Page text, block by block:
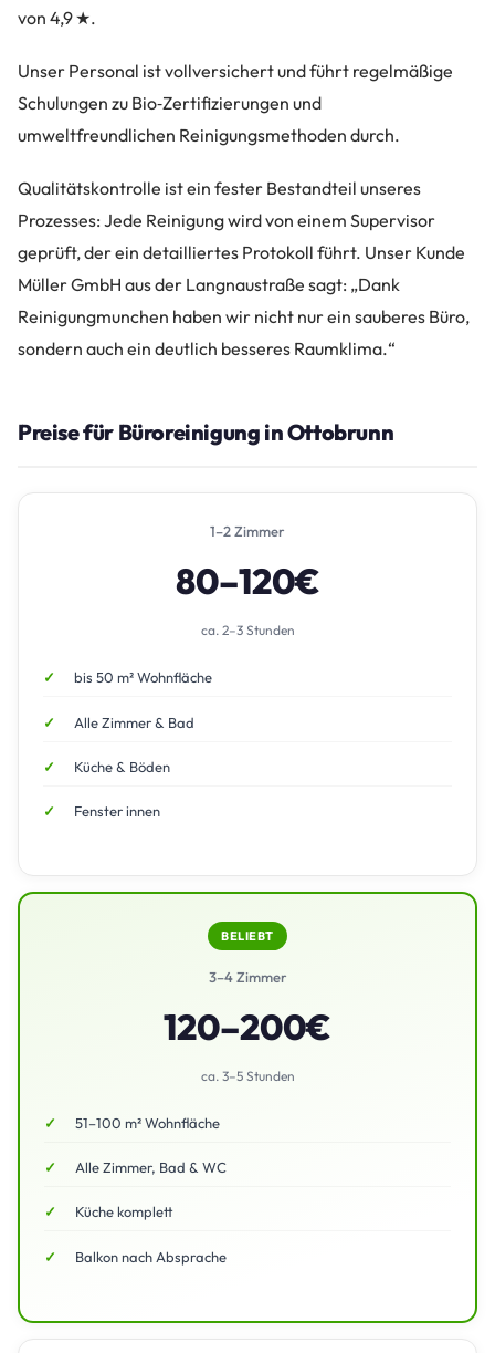
von 4,9 ★.
Unser Personal ist vollversichert und führt regelmäßige
Schulungen zu Bio‑Zertifizierungen und
umweltfreundlichen Reinigungsmethoden durch.
Qualitätskontrolle ist ein fester Bestandteil unseres
Prozesses: Jede Reinigung wird von einem Supervisor
geprüft, der ein detailliertes Protokoll führt. Unser Kunde
Müller GmbH aus der Langnaustraße sagt: „Dank
Reinigungmunchen haben wir nicht nur ein sauberes Büro,
sondern auch ein deutlich besseres Raumklima.“
Preise für Büroreinigung in Ottobrunn
1–2 Zimmer
80–120€
ca. 2–3 Stunden
bis 50 m² Wohnfläche
Alle Zimmer & Bad
Küche & Böden
Fenster innen
BELIEBT
3–4 Zimmer
120–200€
ca. 3–5 Stunden
51–100 m² Wohnfläche
Alle Zimmer, Bad & WC
Küche komplett
Balkon nach Absprache